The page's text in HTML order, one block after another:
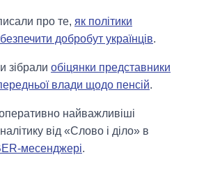
про те, як політики
добробут українців.
зібрали обіцянки представники
влади щодо пенсій.
найважливіші
від «Слово і діло» в
месенджері.